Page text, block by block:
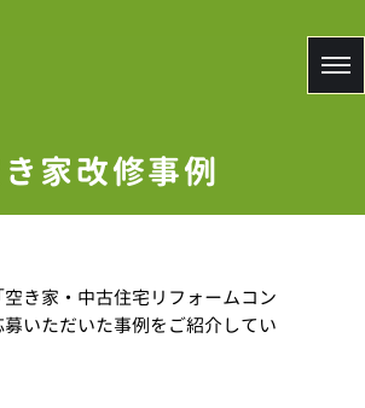
家改修事例
き家・中古住宅リフォームコン
いただいた事例をご紹介してい